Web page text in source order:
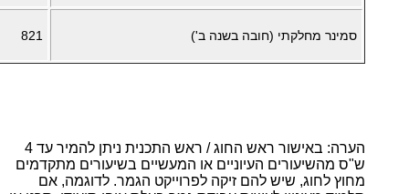
סמינר מחלקתי (חובה בשנה ב') 821
הערה: באישור ראש החוג / ראש התכנית ניתן להמיר עד 4
ש"ס מהשיעורים העיוניים או המעשיים בשיעורים מתקדמים
מחוץ לחוג, שיש להם זיקה לפרוייקט הגמר. לדוגמה, אם